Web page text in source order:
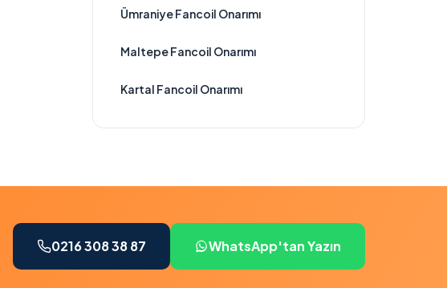
Ümraniye Fancoil Onarımı
Maltepe Fancoil Onarımı
Kartal Fancoil Onarımı
0216 308 38 87 WhatsApp'tan Yazın